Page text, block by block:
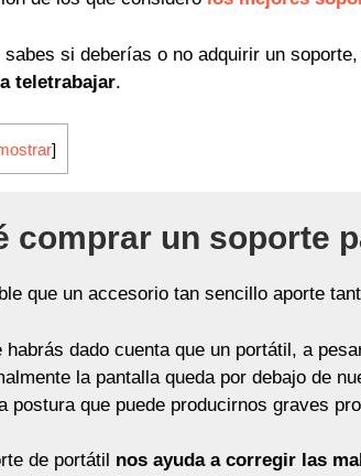
si deberías o no adquirir un
teletrabajar.
]
comprar un soporte
que un accesorio tan sencillo aporte
habrás dado cuenta que un portátil, a
la pantalla queda por debajo de
postura que puede producirnos graves
de portátil nos ayuda a corregir las